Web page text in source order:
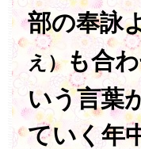
部の奉詠
え）も合
いう言葉
ていく年